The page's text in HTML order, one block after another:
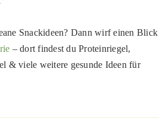
Snackideen? Dann wirf einen Blick
– dort findest du Proteinriegel,
& viele weitere gesunde Ideen für